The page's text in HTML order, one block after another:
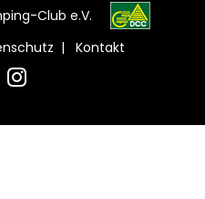
Club e.V.
| Kontakt